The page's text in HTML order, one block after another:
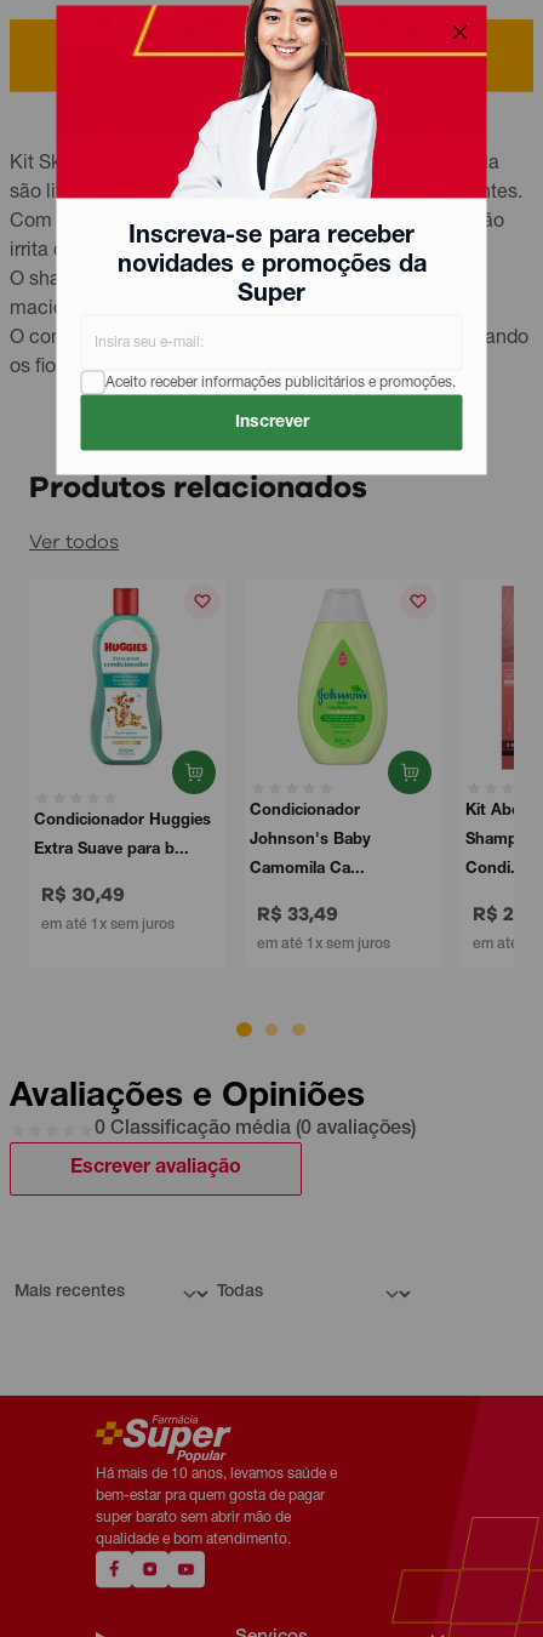
Inscreva-se para receber
novidades e promoções da
Super
Aceito receber informações publicitários e promoções.
Inscrever
Descrição
Kit Skalinha Bebê Shampoo + Condicionador Camomila
são livres de parabenos, petrolato, óleo mineral e corantes.
Com fórmula hipoalergênica e ingredientes naturais, não
irrita os olhos e pele dos pequenos.
O shampoo limpa delicadamente os fios, deixando-os
macios, sedosos e com brilho.
O condicionador desembaraça de maneira suave, deixando
os fios macios, sedosos e com brilho..
Produtos relacionados
Ver todos
Condicionador
Johnson's Baby
R$ 33,49
Kit Above Nutrição
Shampoo 325mL +
Condi...
R$ 24,49
em até 1x sem juros
Avaliações e Opiniões
0 Classificação média (0 avaliações)
Escrever avaliação
Há mais de 10 anos, levamos saúde e
bem-estar pra quem gosta de pagar
super barato sem abrir mão de
qualidade e bom atendimento.